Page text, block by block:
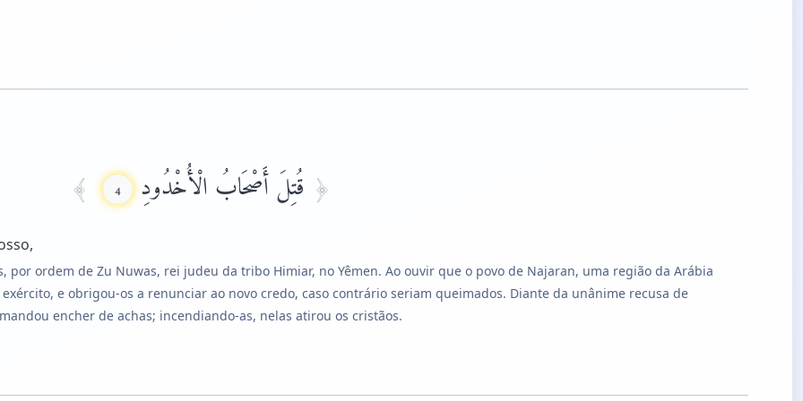
قُتِلَ أَصْحَابُ الْأُخْدُودِ 4
por ordem de Zu Nuwas, rei judeu da tribo Himiar, no Yêmen. Ao ouvir que o povo de Najaran, uma região da Arábia
e obrigou-os a renunciar ao novo credo, caso contrário seriam queimados. Diante da unânime recusa de
encher de achas; incendiando-as, nelas atirou os cristãos.